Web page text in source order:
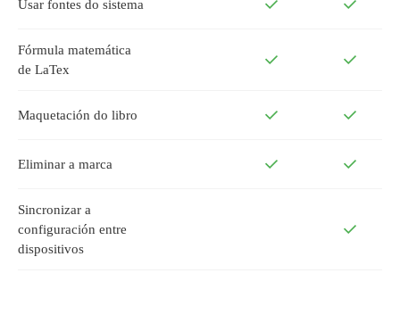
Usar fontes do sistema
Fórmula matemática
de LaTex
Maquetación do libro
Eliminar a marca
Sincronizar a
configuración entre
dispositivos